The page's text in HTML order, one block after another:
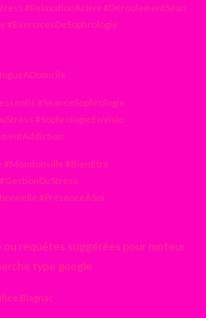
#RelaxationActive #DéroulementSéan
#ExercicesDeSophrologie
#SéanceSophrologie
#SophrologieEnVisio
#Mondonville #BienEtre
#GestionDuStress
#PrésenceÀSoi
ou requêtes suggérées pour moteur
type google
Blagnac